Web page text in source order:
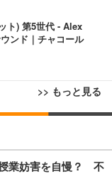
ト) 第5世代 - Alex
ンド｜チャコール
>> もっと見る
テレワーク 疲れな
パクト 約105度ロッ
面昇降 強化ナイロ
宅ワーク H-WY01
ニター | FlexScan
USB Type-C・ホワ
ツ 薄型 レギュラー 1
枚
業妨害を自慢？ 不